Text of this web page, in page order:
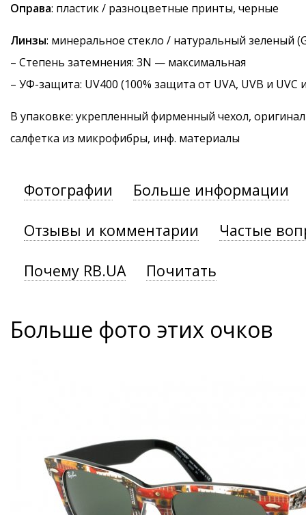
Оправа: пластик / разноцветные принты, черные
Линзы: минеральное стекло / натуральный зеленый
– Степень затемнения: 3N — максимальная
– УФ-защита: UV400 (100% защита от UVA, UVB и UVC
В упаковке: укрепленный фирменный чехол,
салфетка из микрофибры, инф. материалы
Фотографии Больше информации
Отзывы и комментарии Частые
Почему RB.UA Почитать
Больше фото этих очков